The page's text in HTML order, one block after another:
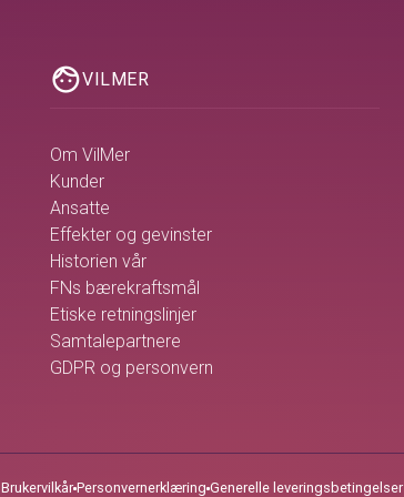
faceVILMER
Om VilMer
Kunder
Ansatte
Effekter og gevinster
Historien vår
FNs bærekraftsmål
Etiske retningslinjer
Samtalepartnere
GDPR og personvern
Brukervilkår Personvernerklæring Generelle leveringsbetingelser